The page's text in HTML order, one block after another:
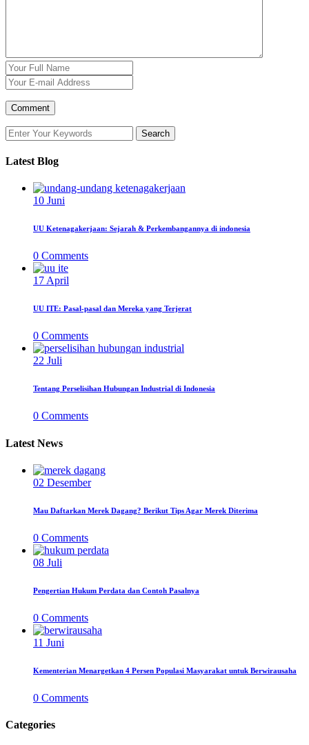
Latest Blog
10 Juni
UU Ketenagakerjaan: Sejarah & Perkembangannya di indonesia
0 Comments
17 April
UU ITE: Pasal-pasal dan Mereka yang Terjerat
0 Comments
22 Juli
Tentang Perselisihan Hubungan Industrial di Indonesia
0 Comments
Latest News
02 Desember
Mau Daftarkan Merek Dagang? Berikut Tips Agar Merek Diterima
0 Comments
08 Juli
Pengertian Hukum Perdata dan Contoh Pasalnya
0 Comments
11 Juni
Kementerian Menargetkan 4 Persen Populasi Masyarakat untuk Berwirausaha
0 Comments
Categories